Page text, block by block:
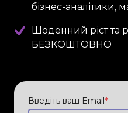
бізнес-аналітики,
Щоденний ріст та
БЕЗКОШТОВНО
Введіть ваш Email*